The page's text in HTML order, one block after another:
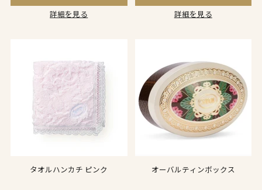
詳細を見る 詳細を見る
タオルハンカチ ピンク オーバルティンボックス